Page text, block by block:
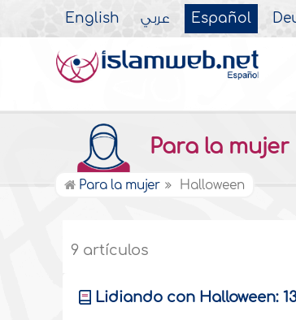
English عربي Español
Para la mujer
Para la mujer Halloween
9 artículos
Lidiando con Halloween: